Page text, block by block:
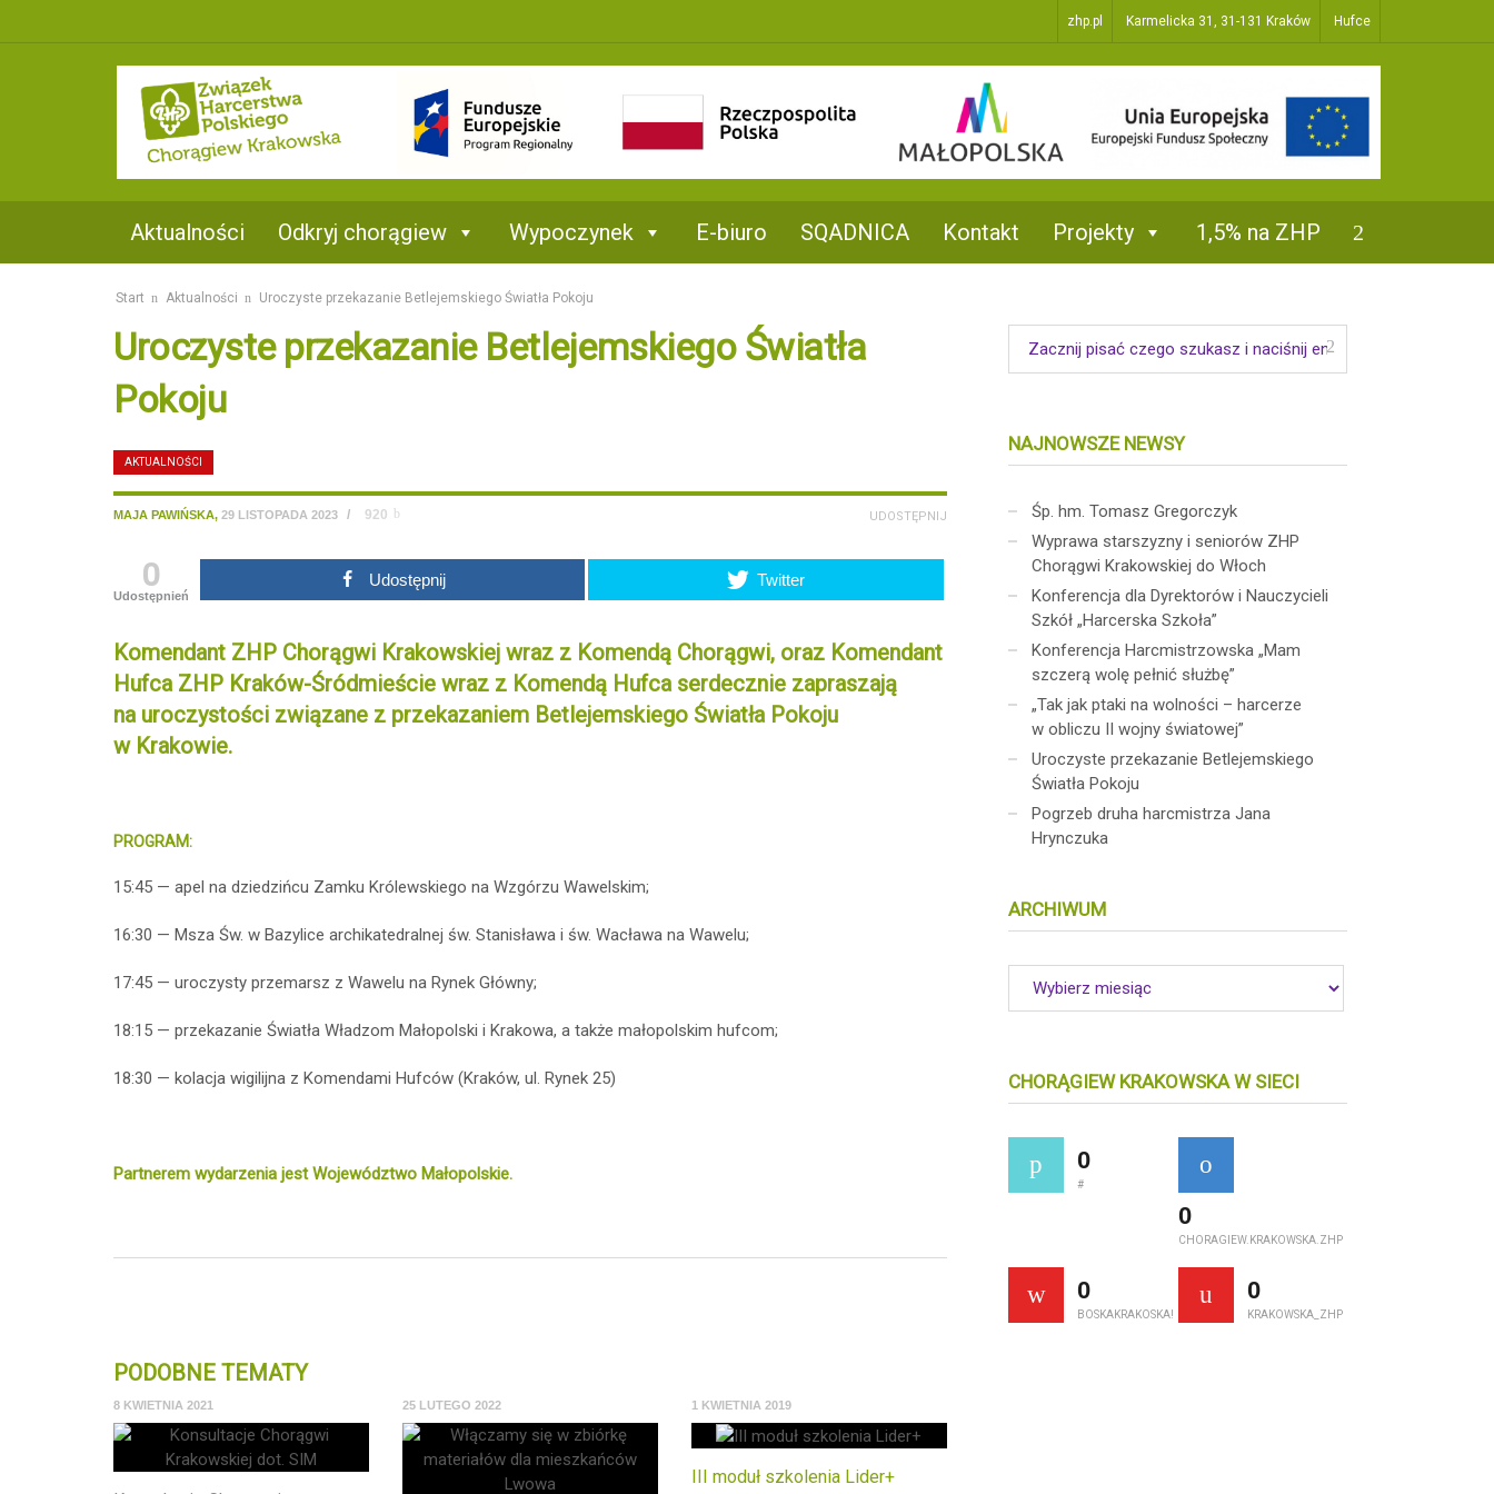
na ZHP
zhp.pl Karmelicka 31, 31-131 Kraków Hufce
Aktualności Odkryj chorągiew Wypoczynek E-biuro SQADNICA Kontakt Projekty 1,5% na ZHP
Start Aktualności Uroczyste przekazanie Betlejemskiego Światła Pokoju
Uroczyste przekazanie Betlejemskiego Światła
Pokoju
AKTUALNOŚCI
UDOSTĘPNIJ
MAJA PAWIŃSKA, 29 LISTOPADA 2023 / 920
0
Udostępnień
Udostępnij Twitter
Komendant ZHP Chorągwi Krakowskiej wraz z Komendą Chorągwi, oraz Komendant
Hufca ZHP Kraków-Śródmieście wraz z Komendą Hufca serdecznie zapraszają
na uroczystości związane z przekazaniem Betlejemskiego Światła Pokoju
w Krakowie.
PROGRAM:
15:45 — apel na dziedzińcu Zamku Królewskiego na Wzgórzu Wawelskim;
16:30 — Msza Św. w Bazylice archikatedralnej św. Stanisława i św. Wacława na Wawelu;
17:45 — uroczysty przemarsz z Wawelu na Rynek Główny;
18:15 — przekazanie Światła Władzom Małopolski i Krakowa, a także małopolskim hufcom;
18:30 — kolacja wigilijna z Komendami Hufców (Kraków, ul. Rynek 25)
Partnerem wydarzenia jest Województwo Małopolskie.
PODOBNE TEMATY
8 KWIETNIA 2021 25 LUTEGO 2022 1 KWIETNIA 2019
III moduł szkolenia Lider+
NAJNOWSZE NEWSY
Śp. hm. Tomasz Gregorczyk
Wyprawa starszyzny i seniorów ZHP
Chorągwi Krakowskiej do Włoch
Konferencja dla Dyrektorów i Nauczycieli
Szkół „Harcerska Szkoła”
Konferencja Harcmistrzowska „Mam
szczerą wolę pełnić służbę”
„Tak jak ptaki na wolności – harcerze
w obliczu II wojny światowej”
Uroczyste przekazanie Betlejemskiego
Światła Pokoju
Pogrzeb druha harcmistrza Jana
Hrynczuka
ARCHIWUM
CHORĄGIEW KRAKOWSKA W SIECI
0
#
0
CHORAGIEW.KRAKOWSKA.ZHP
0
BOSKAKRAKOSKA!
0
KRAKOWSKA_ZHP